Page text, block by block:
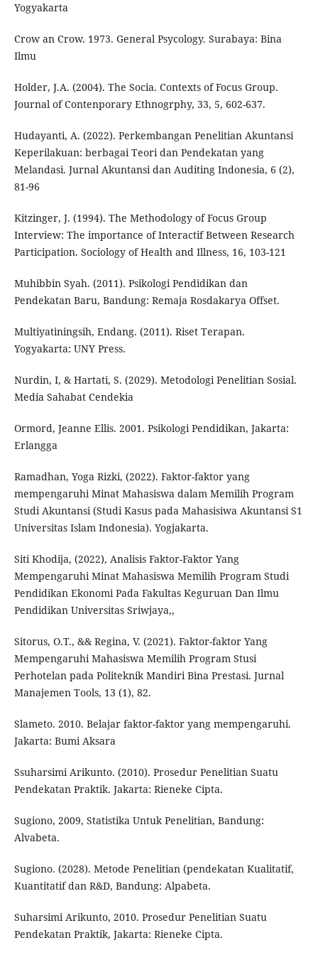
Yogyakarta
Crow an Crow. 1973. General Psycology. Surabaya: Bina
Ilmu
Holder, J.A. (2004). The Socia. Contexts of Focus Group.
Journal of Contenporary Ethnogrphy, 33, 5, 602-637.
Hudayanti, A. (2022). Perkembangan Penelitian Akuntansi
Keperilakuan: berbagai Teori dan Pendekatan yang
Melandasi. Jurnal Akuntansi dan Auditing Indonesia, 6 (2),
81-96
Kitzinger, J. (1994). The Methodology of Focus Group
Interview: The importance of Interactif Between Research
Participation. Sociology of Health and Illness, 16, 103-121
Muhibbin Syah. (2011). Psikologi Pendidikan dan
Pendekatan Baru, Bandung: Remaja Rosdakarya Offset.
Multiyatiningsih, Endang. (2011). Riset Terapan.
Yogyakarta: UNY Press.
Nurdin, I, & Hartati, S. (2029). Metodologi Penelitian Sosial.
Media Sahabat Cendekia
Ormord, Jeanne Ellis. 2001. Psikologi Pendidikan, Jakarta:
Erlangga
Ramadhan, Yoga Rizki, (2022). Faktor-faktor yang
mempengaruhi Minat Mahasiswa dalam Memilih Program
Studi Akuntansi (Studi Kasus pada Mahasisiwa Akuntansi S1
Universitas Islam Indonesia). Yogjakarta.
Siti Khodija, (2022), Analisis Faktor-Faktor Yang
Mempengaruhi Minat Mahasiswa Memilih Program Studi
Pendidikan Ekonomi Pada Fakultas Keguruan Dan Ilmu
Pendidikan Universitas Sriwjaya,,
Sitorus, O.T., && Regina, V. (2021). Faktor-faktor Yang
Mempengaruhi Mahasiswa Memilih Program Stusi
Perhotelan pada Politeknik Mandiri Bina Prestasi. Jurnal
Manajemen Tools, 13 (1), 82.
Slameto. 2010. Belajar faktor-faktor yang mempengaruhi.
Jakarta: Bumi Aksara
Ssuharsimi Arikunto. (2010). Prosedur Penelitian Suatu
Pendekatan Praktik. Jakarta: Rieneke Cipta.
Sugiono, 2009, Statistika Untuk Penelitian, Bandung:
Alvabeta.
Sugiono. (2028). Metode Penelitian (pendekatan Kualitatif,
Kuantitatif dan R&D, Bandung: Alpabeta.
Suharsimi Arikunto, 2010. Prosedur Penelitian Suatu
Pendekatan Praktik, Jakarta: Rieneke Cipta.